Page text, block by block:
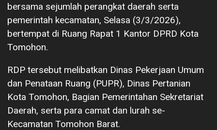
bersama sejumlah perangkat daerah serta
pemerintah kecamatan, Selasa (3/3/2026),
bertempat di Ruang Rapat 1 Kantor DPRD Kota
Tomohon.
RDP tersebut melibatkan Dinas Pekerjaan Umum
dan Penataan Ruang (PUPR), Dinas Pertanian
Kota Tomohon, Bagian Pemerintahan Sekretariat
Daerah, serta para camat dan lurah se-
Kecamatan Tomohon Barat.